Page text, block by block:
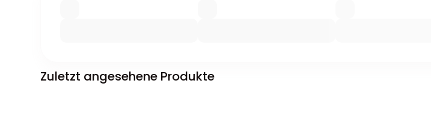
Zuletzt angesehene Produkte